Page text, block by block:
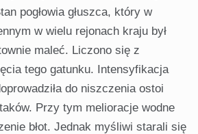
pogłowia głuszca, który w
w wielu rejonach kraju był
maleć. Liczono się z
tego gatunku. Intensyfikacja
do niszczenia ostoi
Przy tym melioracje wodne
błot. Jednak myśliwi starali się